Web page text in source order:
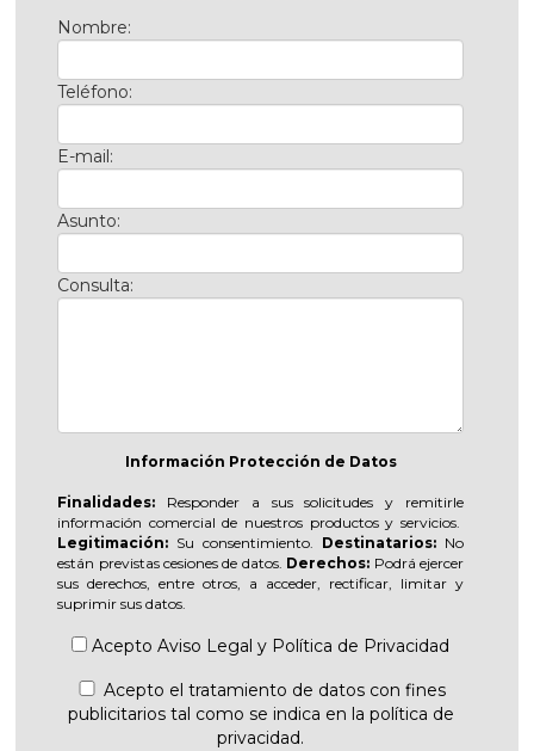
Nombre:
Teléfono:
E-mail:
Asunto:
Consulta:
Información Protección de Datos
Finalidades: Responder a sus solicitudes y remitirle
información comercial de nuestros productos y servicios.
Legitimación: Su consentimiento. Destinatarios:No
están previstas cesiones de datos. Derechos: Podrá ejercer
sus derechos, entre otros, a acceder, rectificar, limitar y
suprimir sus datos.
AceptoAviso Legal y Política de Privacidad
Acepto el tratamiento de datos con fines
publicitarios tal como se indica en la política de
privacidad.